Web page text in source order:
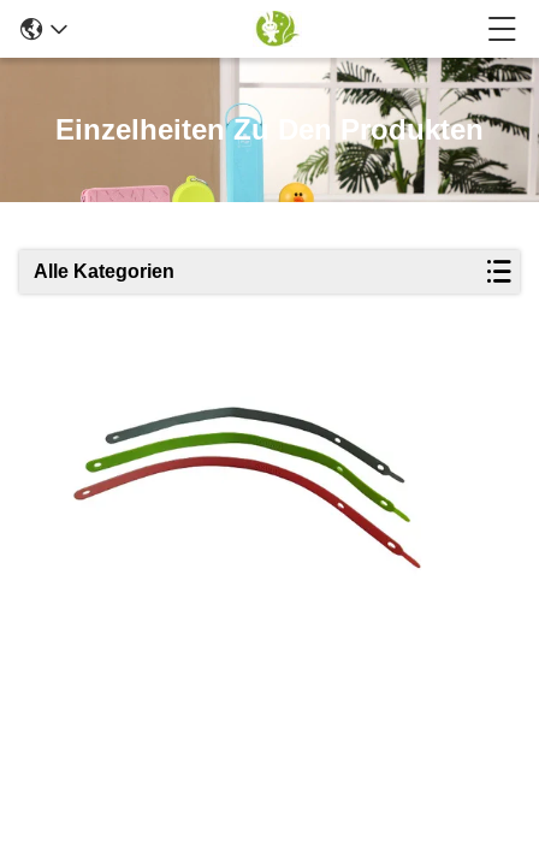
Einzelheiten Zu Den Produkten
Alle Kategorien